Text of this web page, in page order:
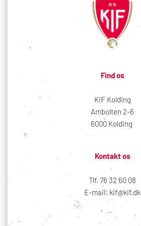
Find os
KIF Kolding
Ambolten 2-6
6000 Kolding
Kontakt os
Tlf. 76 32 60 08
E-mail: kif@kif.dk